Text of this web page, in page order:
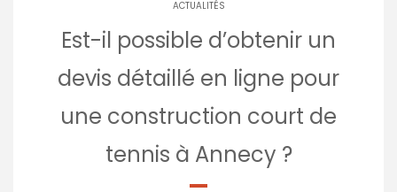
ACTUALITÉS
Est-il possible d’obtenir un
devis détaillé en ligne pour
une construction court de
tennis à Annecy ?